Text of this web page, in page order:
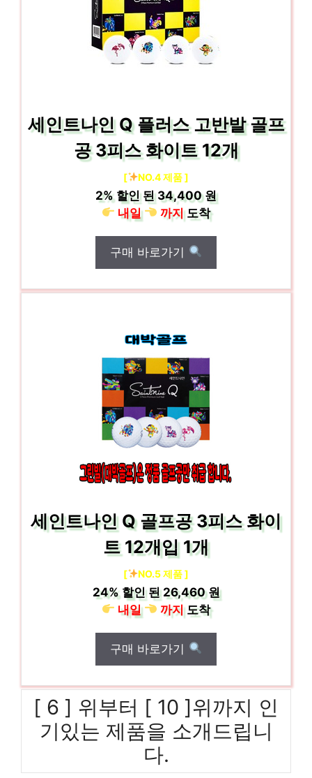
세인트나인 Q 플러스 고반발 골프
공 3피스 화이트 12개
[ NO.4 제품 ]
2% 할인 된34,400 원
내일
까지도착
구매 바로가기
세인트나인 Q 골프공 3피스 화이
트 12개입 1개
[ NO.5 제품 ]
24%할인 된26,460 원
내일
까지도착
구매 바로가기
[ 6 ] 위부터 [ 10 ]위까지 인
기있는 제품을 소개드립니
다.